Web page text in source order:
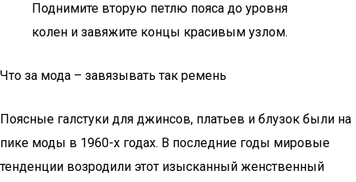
Поднимите вторую петлю пояса до уровня
колен и завяжите концы красивым узлом.
Что за мода – завязывать так ремень
Поясные галстуки для джинсов, платьев и блузок были на
пике моды в 1960-х годах. В последние годы мировые
тенденции возродили этот изысканный женственный